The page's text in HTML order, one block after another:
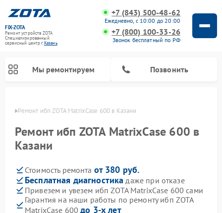
FIX-ZOTA
Ремонт устройств ZOTA
Специализированный
cервисный центр г.Казань
+7 (843) 500-48-62
Ежедневно, с 10:00 до 20:00
+7 (800) 100-33-26
Звонок бесплатный по РФ
Мы ремонтируем Позвонить
Ремонт ибп ZOTA MatrixCase 600 в Казани
Ремонт ибп ZOTA MatrixCase 600 в
Казани
Стоимость ремонта от 380 руб.
Бесплатная диагностика даже при отказе
Привезем и увезем ибп ZOTA MatrixCase 600 сами
Гарантия на наши работы по ремонту ибп ZOTA
MatrixCase 600до 3-х лет